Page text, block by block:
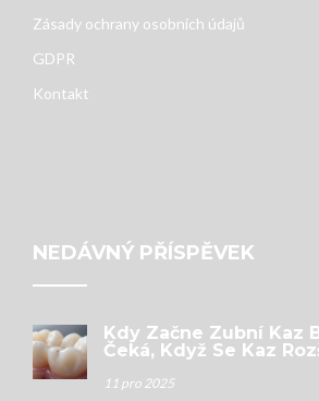
Zásady ochrany osobních údajů
GDPR
Kontakt
NEDÁVNÝ PŘÍSPĚVEK
Kdy Začne Zubní Kaz
Čeká, Když Se Kaz
11 pro 2025